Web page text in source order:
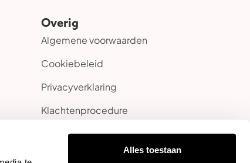
Alles toestaan
Overig
Algemene voorwaarden
Cookiebeleid
Privacyverklaring
Klachtenprocedure